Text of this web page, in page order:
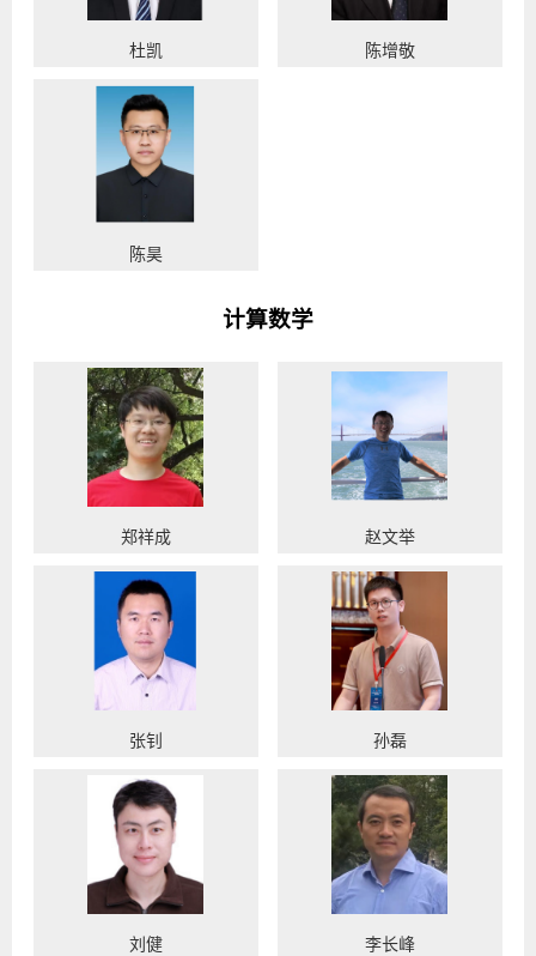
杜凯 陈增敬
陈昊
计算数学
郑祥成 赵文举
张钊 孙磊
刘健 李长峰